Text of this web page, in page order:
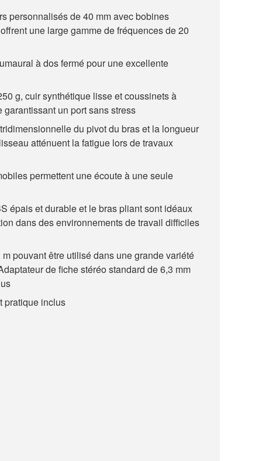
personnalisés de 40 mm avec bobines
une large gamme de fréquences de 20
à dos fermé pour une excellente
g, cuir synthétique lisse et coussinets à
garantissant un port sans stress
du pivot du bras et la longueur
atténuent la fatigue lors de travaux
permettent une écoute à une seule
épais et durable et le bras pliant sont idéaux
dans des environnements de travail difficiles
pouvant être utilisé dans une grande variété
de fiche stéréo standard de 6,3 mm
pratique inclus